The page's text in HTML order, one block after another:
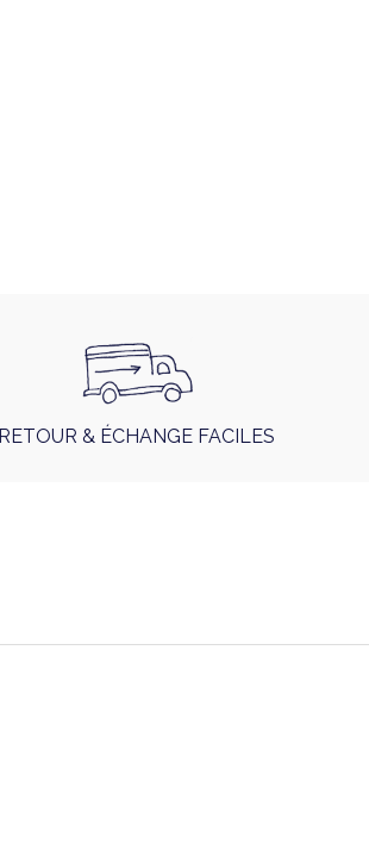
RETOUR & ÉCHANGE FACILES